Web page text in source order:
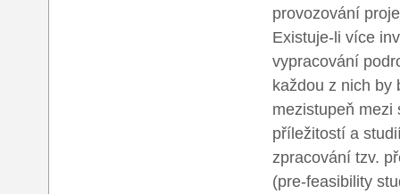
provozování
Existuje-li více
vypracování
každou z nich by
mezistupeň mezi
příležitostí a
zpracování tzv.
(pre-feasibility